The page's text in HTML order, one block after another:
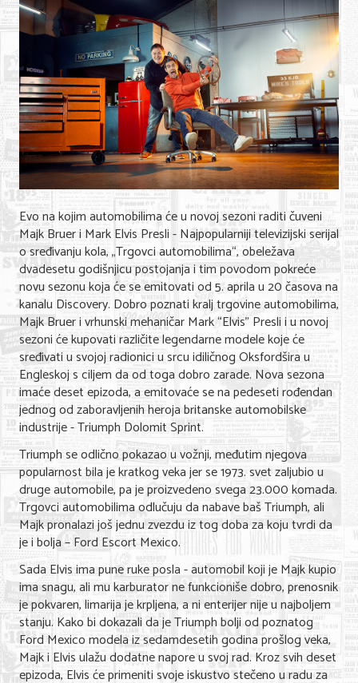
Shopping
Sve za venčanje
Sve za decu
Gastronomija
Kuća i bašta
Zdravlje i medicina
Sport i rekreacija
Hobi i razonoda
ADRESAR
Posao
Usluge
Nega lica i tela
Shopping
Sve za venčanje
Sve za decu
Kuća i bašta
Gastronomija
Sport i rekreacija
Zdravlje i medicina
Hobi i razonoda
UPIS FIRMI
Evo na kojim automobilima će u novoj sezoni raditi čuveni
Majk Bruer i Mark Elvis Presli - Najpopularniji televizijski serijal
o sređivanju kola, „Trgovci automobilima“, obeležava
dvadesetu godišnjicu postojanja i tim povodom pokreće
novu sezonu koja će se emitovati od 5. aprila u 20 časova na
kanalu Discovery. Dobro poznati kralj trgovine automobilima,
Majk Bruer i vrhunski mehaničar Mark “Elvis” Presli i u novoj
sezoni će kupovati različite legendarne modele koje će
sređivati u svojoj radionici u srcu idiličnog Oksfordšira u
Engleskoj s ciljem da od toga dobro zarade. Nova sezona
imaće deset epizoda, a emitovaće se na pedeseti rođendan
jednog od zaboravljenih heroja britanske automobilske
industrije - Triumph Dolomit Sprint.
Triumph se odlično pokazao u vožnji, međutim njegova
popularnost bila je kratkog veka jer se 1973. svet zaljubio u
druge automobile, pa je proizvedeno svega 23.000 komada.
Trgovci automobilima odlučuju da nabave baš Triumph, ali
Majk pronalazi još jednu zvezdu iz tog doba za koju tvrdi da
je i bolja – Ford Escort Mexico.
Sada Elvis ima pune ruke posla - automobil koji je Majk kupio
ima snagu, ali mu karburator ne funkcioniše dobro, prenosnik
je pokvaren, limarija je krpljena, a ni enterijer nije u najboljem
stanju. Kako bi dokazali da je Triumph bolji od poznatog
Ford Mexico modela iz sedamdesetih godina prošlog veka,
Majk i Elvis ulažu dodatne napore u svoj rad. Kroz svih deset
epizoda, Elvis će primeniti svoje iskustvo stečeno u radu za